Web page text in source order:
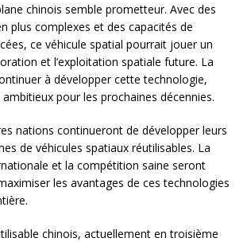
chinois semble prometteur. Avec des
plus complexes et des capacités de
ce véhicule spatial pourrait jouer un
et l’exploitation spatiale future. La
à développer cette technologie,
pour les prochaines décennies.
nations continueront de développer leurs
de véhicules spatiaux réutilisables. La
et la compétition saine seront
les avantages de ces technologies
chinois, actuellement en troisième